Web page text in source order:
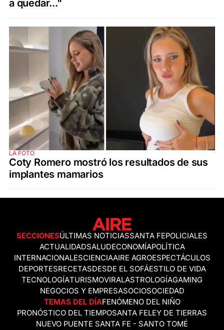
a quedar..."
LA FOTO
Coty Romero mostró los resultados de sus
implantes mamarios
SECCIONESÚLTIMAS NOTICIASSANTA FEPOLICIALES
ACTUALIDADSALUDECONOMÍAPOLÍTICA
INTERNACIONALESCIENCIAAIRE AGROESPECTÁCULOS
DEPORTESRECETASDESDE EL SOFÁESTILO DE VIDA
TECNOLOGÍATURISMOVIRALASTROLOGÍAGAMING
NEGOCIOS Y EMPRESASOCIOSOCIEDAD
TEMAS DEL DÍAFENÓMENO DEL NIÑO
PRONÓSTICO DEL TIEMPOSANTA FELEY DE TIERRAS
NUEVO PUENTE SANTA FE - SANTO TOMÉ